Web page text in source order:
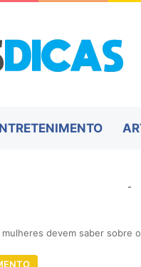
-
devem saber sobre